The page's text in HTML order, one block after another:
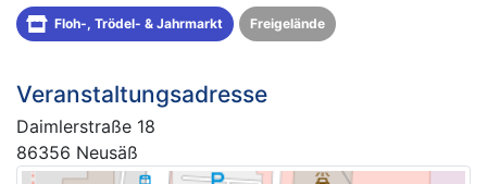
Floh-, Trödel- & Jahrmarkt Freigelände
Veranstaltungsadresse
Daimlerstraße 18
86356 Neusäß